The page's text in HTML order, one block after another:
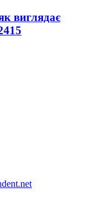
виглядає